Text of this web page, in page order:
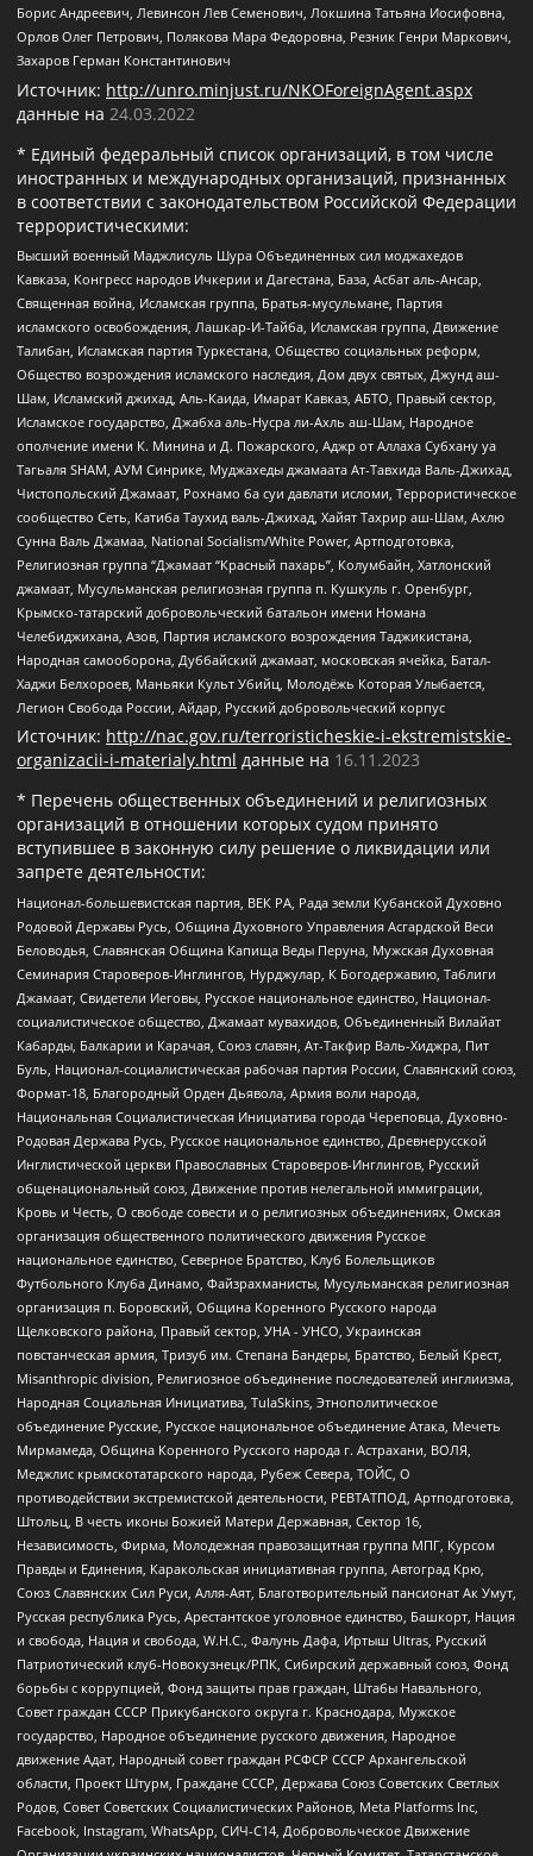
Борис Андреевич, Левинсон Лев Семенович, Локшина Татьяна Иосифовна,
Орлов Олег Петрович, Полякова Мара Федоровна, Резник Генри Маркович,
Захаров Герман Константинович
Источник: http://unro.minjust.ru/NKOForeignAgent.aspx
данные на 24.03.2022
* Единый федеральный список организаций, в том числе
иностранных и международных организаций, признанных
в соответствии с законодательством Российской Федерации
террористическими:
Высший военный Маджлисуль Шура Объединенных сил моджахедов
Кавказа, Конгресс народов Ичкерии и Дагестана, База, Асбат аль-Ансар,
Священная война, Исламская группа, Братья-мусульмане, Партия
исламского освобождения, Лашкар-И-Тайба, Исламская группа, Движение
Талибан, Исламская партия Туркестана, Общество социальных реформ,
Общество возрождения исламского наследия, Дом двух святых, Джунд аш-
Шам, Исламский джихад, Аль-Каида, Имарат Кавказ, АБТО, Правый сектор,
Исламское государство, Джабха аль-Нусра ли-Ахль аш-Шам, Народное
ополчение имени К. Минина и Д. Пожарского, Аджр от Аллаха Субхану уа
Тагьаля SHAM, АУМ Синрике, Муджахеды джамаата Ат-Тавхида Валь-Джихад,
Чистопольский Джамаат, Рохнамо ба суи давлати исломи, Террористическое
сообщество Сеть, Катиба Таухид валь-Джихад, Хайят Тахрир аш-Шам, Ахлю
Сунна Валь Джамаа, National Socialism/White Power, Артподготовка,
Религиозная группа “Джамаат “Красный пахарь”, Колумбайн, Хатлонский
джамаат, Мусульманская религиозная группа п. Кушкуль г. Оренбург,
Крымско-татарский добровольческий батальон имени Номана
Челебиджихана, Азов, Партия исламского возрождения Таджикистана,
Народная самооборона, Дуббайский джамаат, московская ячейка, Батал-
Хаджи Белхороев, Маньяки Культ Убийц, Молодёжь Которая Улыбается,
Легион Свобода России, Айдар, Русский добровольческий корпус
Источник: http://nac.gov.ru/terroristicheskie-i-ekstremistskie-
organizacii-i-materialy.html данные на 16.11.2023
* Перечень общественных объединений и религиозных
организаций в отношении которых судом принято
вступившее в законную силу решение о ликвидации или
запрете деятельности:
Национал-большевистская партия, ВЕК РА, Рада земли Кубанской Духовно
Родовой Державы Русь, Община Духовного Управления Асгардской Веси
Беловодья, Славянская Община Капища Веды Перуна, Мужская Духовная
Семинария Староверов-Инглингов, Нурджулар, К Богодержавию, Таблиги
Джамаат, Свидетели Иеговы, Русское национальное единство, Национал-
социалистическое общество, Джамаат мувахидов, Объединенный Вилайат
Кабарды, Балкарии и Карачая, Союз славян, Ат-Такфир Валь-Хиджра, Пит
Буль, Национал-социалистическая рабочая партия России, Славянский союз,
Формат-18, Благородный Орден Дьявола, Армия воли народа,
Национальная Социалистическая Инициатива города Череповца, Духовно-
Родовая Держава Русь, Русское национальное единство, Древнерусской
Инглистической церкви Православных Староверов-Инглингов, Русский
общенациональный союз, Движение против нелегальной иммиграции,
Кровь и Честь, О свободе совести и о религиозных объединениях, Омская
организация общественного политического движения Русское
национальное единство, Северное Братство, Клуб Болельщиков
Футбольного Клуба Динамо, Файзрахманисты, Мусульманская религиозная
организация п. Боровский, Община Коренного Русского народа
Щелковского района, Правый сектор, УНА - УНСО, Украинская
повстанческая армия, Тризуб им. Степана Бандеры, Братство, Белый Крест,
Misanthropic division, Религиозное объединение последователей инглиизма,
Народная Социальная Инициатива, TulaSkins, Этнополитическое
объединение Русские, Русское национальное объединение Атака, Мечеть
Мирмамеда, Община Коренного Русского народа г. Астрахани, ВОЛЯ,
Меджлис крымскотатарского народа, Рубеж Севера, ТОЙС, О
противодействии экстремистской деятельности, РЕВТАТПОД, Артподготовка,
Штольц, В честь иконы Божией Матери Державная, Сектор 16,
Независимость, Фирма, Молодежная правозащитная группа МПГ, Курсом
Правды и Единения, Каракольская инициативная группа, Автоград Крю,
Союз Славянских Сил Руси, Алля-Аят, Благотворительный пансионат Ак Умут,
Русская республика Русь, Арестантское уголовное единство, Башкорт, Нация
и свобода, Нация и свобода, W.H.С., Фалунь Дафа, Иртыш Ultras, Русский
Патриотический клуб-Новокузнецк/РПК, Сибирский державный союз, Фонд
борьбы с коррупцией, Фонд защиты прав граждан, Штабы Навального,
Совет граждан СССР Прикубанского округа г. Краснодара, Мужское
государство, Народное объединение русского движения, Народное
движение Адат, Народный совет граждан РСФСР СССР Архангельской
области, Проект Штурм, Граждане СССР, Держава Союз Советских Светлых
Родов, Совет Советских Социалистических Районов, Meta Platforms Inc,
Facebook, Instagram, WhatsApp, СИЧ-С14, Добровольческое Движение